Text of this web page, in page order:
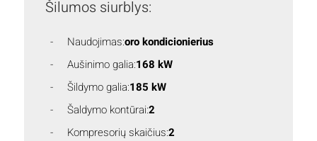
Šilumos siurblys:
Naudojimas:oro kondicionierius
Aušinimo galia:168 kW
Šildymo galia:185 kW
Šaldymo kontūrai:2
Kompresorių skaičius:2